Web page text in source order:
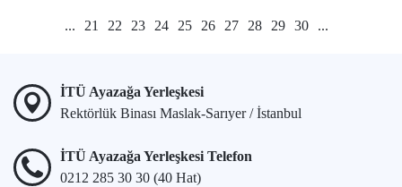
... 21 22 23 24 25 26 27 28 29 30 ...
İTÜ Ayazağa Yerleşkesi
Rektörlük Binası Maslak-Sarıyer / İstanbul
İTÜ Ayazağa Yerleşkesi Telefon
0212 285 30 30 (40 Hat)